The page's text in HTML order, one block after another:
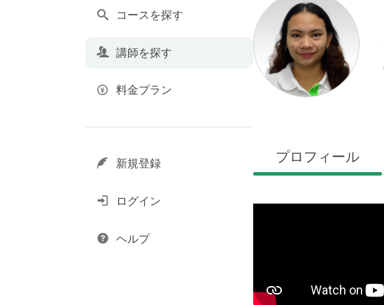
プロフィール
コースを探す
講師を探す
料金プラン
新規登録
ログイン
ヘルプ